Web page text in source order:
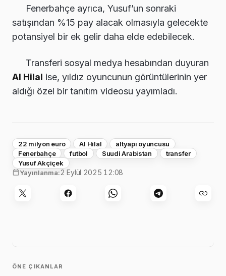
Fenerbahçe ayrıca, Yusuf’un sonraki
satışından %15 pay alacak olmasıyla gelecekte
potansiyel bir ek gelir daha elde edebilecek.
Transferi sosyal medya hesabından duyuran
Al Hilal ise, yıldız oyuncunun görüntülerinin yer
aldığı özel bir tanıtım videosu yayımladı.
22 milyon euro Al Hilal
altyapı oyuncusu
Fenerbahçe
futbol Suudi Arabistan
transfer
Yusuf Akçiçek
Yayınlanma:2 Eylül 2025 12:08
ÖNE ÇIKANLAR